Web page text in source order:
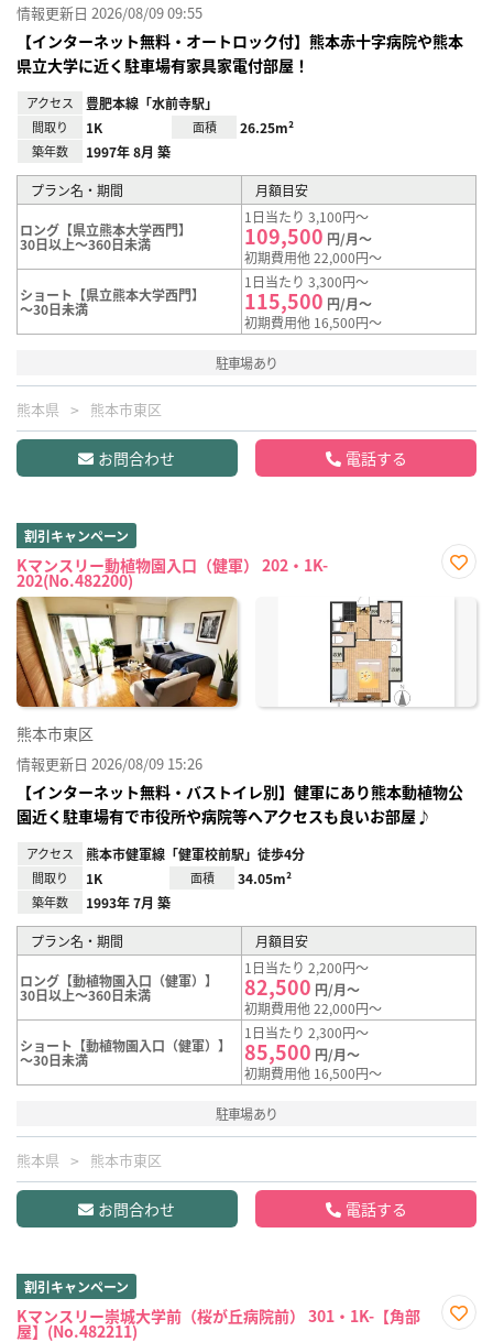
情報更新日 2026/08/09 09:55
【インターネット無料・オートロック付】熊本赤十字病院や熊本
県立大学に近く駐車場有家具家電付部屋！
アクセス 豊肥本線「水前寺駅」
間取り 1K 面積 26.25m²
築年数 1997年 8月 築
プラン名・期間 月額目安
ロング【県立熊本大学西門】
30日以上～360日未満
1日当たり 3,100円～
109,500 円/月～
初期費用他 22,000円～
ショート【県立熊本大学西門】
～30日未満
1日当たり 3,300円～
115,500 円/月～
初期費用他 16,500円～
駐車場あり
熊本県 熊本市東区
お問合わせ 電話する
割引キャンペーン
Kマンスリー動植物園入口（健軍） 202・1K-
202(No.482200)
に入
熊本市東区
情報更新日 2026/08/09 15:26
【インターネット無料・バストイレ別】健軍にあり熊本動植物公
園近く駐車場有で市役所や病院等へアクセスも良いお部屋♪
アクセス 熊本市健軍線「健軍校前駅」徒歩4分
間取り 1K 面積 34.05m²
築年数 1993年 7月 築
プラン名・期間 月額目安
ロング【動植物園入口（健軍）】
30日以上～360日未満
1日当たり 2,200円～
82,500 円/月～
初期費用他 22,000円～
ショート【動植物園入口（健軍）】
～30日未満
1日当たり 2,300円～
85,500 円/月～
初期費用他 16,500円～
駐車場あり
熊本県 熊本市東区
お問合わせ 電話する
割引キャンペーン
Kマンスリー崇城大学前（桜が丘病院前） 301・1K-【角部
屋】(No.482211)